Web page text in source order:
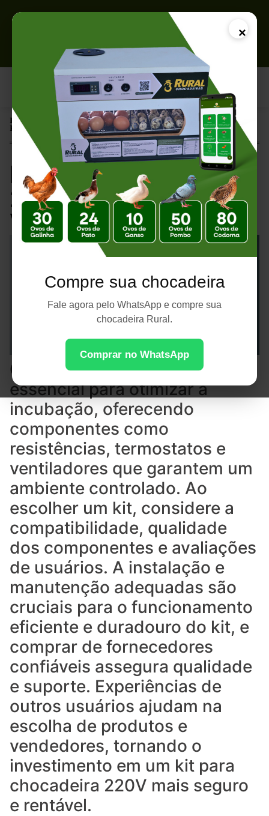
×
Compre sua chocadeira
Fale agora pelo WhatsApp e compre sua
chocadeira Rural.
Comprar no WhatsApp
Página Inicial |
Kit para Chocadeira 220V: Tudo o que Você Precisa Saber
Kit para Chocadeira
220V: Tudo o que
Você Precisa Saber
O kit para chocadeira 220V é
essencial para otimizar a
incubação, oferecendo
componentes como
resistências, termostatos e
ventiladores que garantem um
ambiente controlado. Ao
escolher um kit, considere a
compatibilidade, qualidade
dos componentes e avaliações
de usuários. A instalação e
manutenção adequadas são
cruciais para o funcionamento
eficiente e duradouro do kit, e
comprar de fornecedores
confiáveis assegura qualidade
e suporte. Experiências de
outros usuários ajudam na
escolha de produtos e
vendedores, tornando o
investimento em um kit para
chocadeira 220V mais seguro
e rentável.